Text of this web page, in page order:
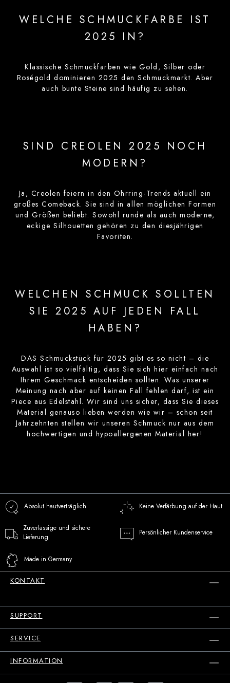
WELCHE SCHMUCKFARBE IST
2025 IN?
Klassische Schmuckfarben wie Gold, Silber oder
Roségold dominieren 2025 den Schmuckmarkt. Aber
auch bunte Steine sind häufig zu sehen.
SIND CREOLEN 2025 NOCH
MODERN?
Ja, Creolen feiern in den Ohrring-Trends aktuell ein
großes Comeback. Sie sind in allen möglichen Formen
und Größen beliebt. Sowohl runde als auch moderne,
eckige Silhouetten gehören zu den diesjährigen
Favoriten.
WELCHEN SCHMUCK SOLLTEN
SIE 2025 AUF JEDEN FALL
HABEN?
DAS Schmuckstück für 2025 gibt es so nicht – die
Auswahl ist so vielfältig, dass Sie sich hier einfach nach
Ihrem Geschmack entscheiden sollten. Was unserer
Meinung nach aber auf keinen Fall fehlen darf, ist ein
Piece aus Edelstahl. Wir sind uns sicher, dass Sie dieses
Material genauso lieben werden wie wir – schon seit
Jahrzehnten stellen wir unseren Schmuck nur aus dem
hochwertigen und hypoallergenen Material her!
Absolut hautverträglich Keine Verfärbung auf der Haut
Zuverlässige und sichere
Lieferung
Persönlicher Kundenservice
Made in Germany
KONTAKT
SUPPORT
SERVICE
INFORMATION